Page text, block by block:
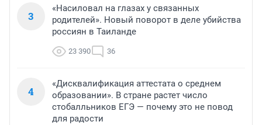
3
«Насиловал на глазах у связанных
родителей». Новый поворот в деле убийства
россиян в Таиланде
23 390 36
4
«Дисквалификация аттестата о среднем
образовании». В стране растет число
стобалльников ЕГЭ — почему это не повод
для радости